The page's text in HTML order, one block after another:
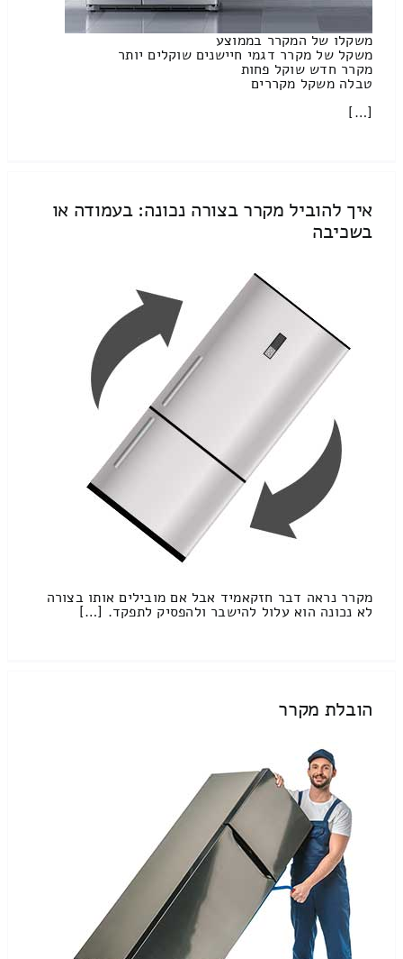
משקלו של המקרר בממוצע
משקל של מקרר דגמי חיישנים שוקלים יותר
מקרר חדש שוקל פחות
טבלה משקל מקררים
[…]
איך להוביל מקרר בצורה נכונה: בעמודה או
בשכיבה
מקרר נראה דבר חזקאמיד אבל אם מובילים אותו בצורה
לא נכונה הוא עלול להישבר ולהפסיק לתפקד. […]
הובלת מקרר